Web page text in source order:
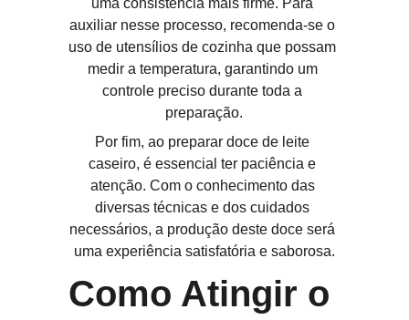
uma consistência mais firme. Para
auxiliar nesse processo, recomenda-se o
uso de utensílios de cozinha que possam
medir a temperatura, garantindo um
controle preciso durante toda a
preparação.
Por fim, ao preparar doce de leite
caseiro, é essencial ter paciência e
atenção. Com o conhecimento das
diversas técnicas e dos cuidados
necessários, a produção deste doce será
uma experiência satisfatória e saborosa.
Como Atingir o